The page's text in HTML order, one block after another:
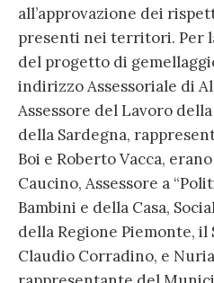
all’approvazione dei
presenti nei territori. Per
del progetto di
indirizzo Assessoriale di
Assessore del Lavoro
della Sardegna,
Boi e Roberto Vacca,
Caucino, Assessore a
Bambini e della Casa,
della Regione Piemonte, il
Claudio Corradino, e